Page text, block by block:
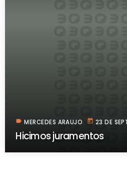
label MERCEDES ARAUJO today 23 DE
Hicimos juramentos